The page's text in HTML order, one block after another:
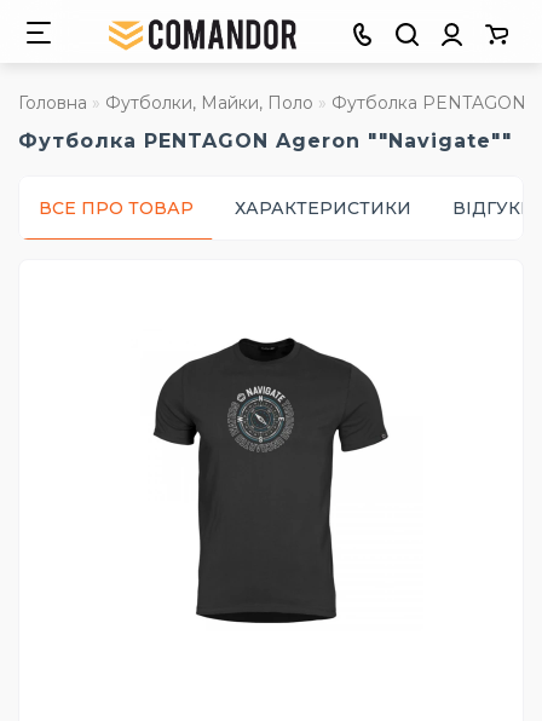
Головна Футболки, Майки, Поло Футболка PENTAGON
Футболка PENTAGON Ageron ""Navigate""
ВСЕ ПРО ТОВАР ХАРАКТЕРИСТИКИ ВІДГУКИ